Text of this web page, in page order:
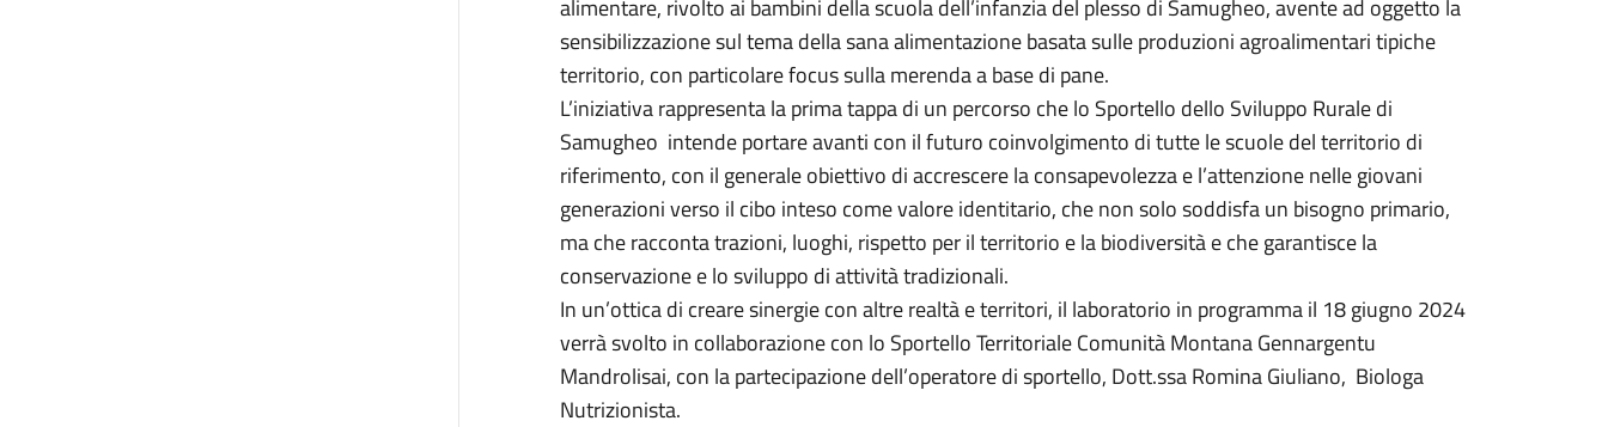
alimentare, rivolto ai bambini della scuola dell’infanzia del plesso di Samugheo, avente ad oggetto la
sensibilizzazione sul tema della sana alimentazione basata sulle produzioni agroalimentari tipiche
territorio, con particolare focus sulla merenda a base di pane.
L’iniziativa rappresenta la prima tappa di un percorso che lo Sportello dello Sviluppo Rurale di
Samugheo intende portare avanti con il futuro coinvolgimento di tutte le scuole del territorio di
riferimento, con il generale obiettivo di accrescere la consapevolezza e l’attenzione nelle giovani
generazioni verso il cibo inteso come valore identitario, che non solo soddisfa un bisogno primario,
ma che racconta trazioni, luoghi, rispetto per il territorio e la biodiversità e che garantisce la
conservazione e lo sviluppo di attività tradizionali.
In un’ottica di creare sinergie con altre realtà e territori, il laboratorio in programma il 18 giugno 2024
verrà svolto in collaborazione con lo Sportello Territoriale Comunità Montana Gennargentu
Mandrolisai, con la partecipazione dell’operatore di sportello, Dott.ssa Romina Giuliano, Biologa
Nutrizionista.